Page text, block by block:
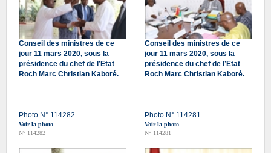
Conseil des ministres de ce
jour 11 mars 2020, sous la
présidence du chef de l’Etat
Roch Marc Christian Kaboré.
Photo N° 114282
Voir la photo
N° 114282
Conseil des ministres de ce
jour 11 mars 2020, sous la
présidence du chef de l’Etat
Roch Marc Christian Kaboré.
Photo N° 114281
Voir la photo
N° 114281